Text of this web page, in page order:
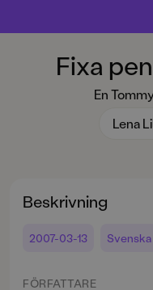
Fixa
En
Lena
Beskrivning
2007-03-13 Svenska
FÖRFATTARE